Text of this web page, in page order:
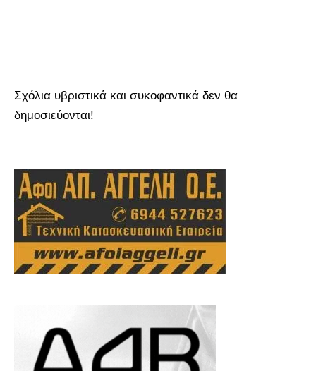
Σχόλια υβριστικά και συκοφαντικά δεν θα
δημοσιεύονται!